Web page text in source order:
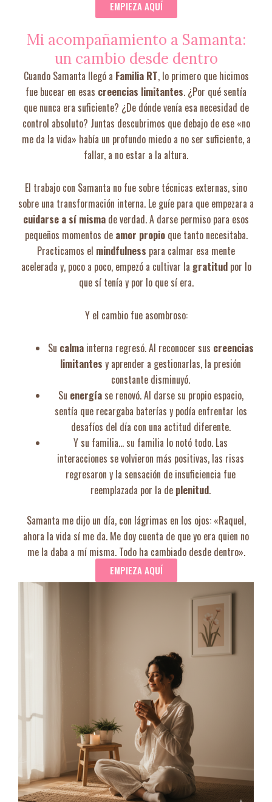
EMPIEZA AQUÍ
Mi acompañamiento a Samanta:
un cambio desde dentro
Cuando Samanta llegó a Familia RT, lo primero que hicimos
fue bucear en esas creencias limitantes. ¿Por qué sentía
que nunca era suficiente? ¿De dónde venía esa necesidad de
control absoluto? Juntas descubrimos que debajo de ese «no
me da la vida» había un profundo miedo a no ser suficiente, a
fallar, a no estar a la altura.
El trabajo con Samanta no fue sobre técnicas externas, sino
sobre una transformación interna. Le guíe para que empezara a
cuidarse a sí misma de verdad. A darse permiso para esos
pequeños momentos de amor propioque tanto necesitaba.
Practicamos el mindfulness para calmar esa mente
acelerada y, poco a poco, empezó a cultivar la gratitudpor lo
que sí tenía y por lo que sí era.
Y el cambio fue asombroso:
Su calmainterna regresó. Al reconocer sus creencias
limitantes y aprender a gestionarlas, la presión
constante disminuyó.
Su energíase renovó. Al darse su propio espacio,
sentía que recargaba baterías y podía enfrentar los
desafíos del día con una actitud diferente.
Y su familia… su familia lo notó todo. Las
interacciones se volvieron más positivas, las risas
regresaron y la sensación de insuficiencia fue
reemplazada por la de plenitud.
Samanta me dijo un día, con lágrimas en los ojos: «Raquel,
ahora la vida sí me da. Me doy cuenta de que yo era quien no
me la daba a mí misma. Todo ha cambiado desde dentro».
EMPIEZA AQUÍ